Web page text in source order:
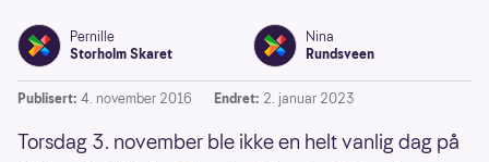
Pernille
Storholm Skaret
Nina
Rundsveen
Publisert: 4. november 2016 Endret: 2. januar 2023
Torsdag 3. november ble ikke en helt vanlig dag på